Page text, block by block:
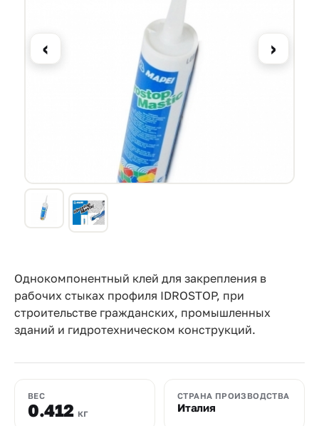
8
800
550-
50
sales@mpkm.org
‹ ›
Однокомпонентный клей для закрепления в
рабочих стыках профиля IDROSTOP, при
строительстве гражданских, промышленных
зданий и гидротехническом конструкций.
ВЕС
0.412 кг
СТРАНА ПРОИЗВОДСТВА
Италия